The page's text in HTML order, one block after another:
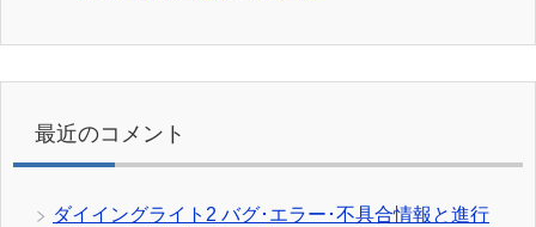
最近のコメント
ダイイングライト2 バグ･エラー･不具合情報と進行